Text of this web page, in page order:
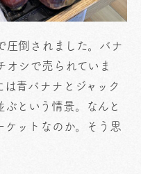
圧倒されました。バナ
オシで売られていま
青バナナとジャック
という情景。なんと
ケットなのか。そう思